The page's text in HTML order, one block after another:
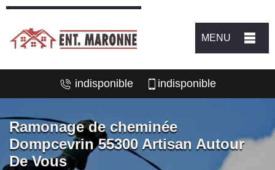
MENU
indisponible indisponible
Ramonage de cheminée
Dompcevrin 55300 Artisan Autour
De Vous